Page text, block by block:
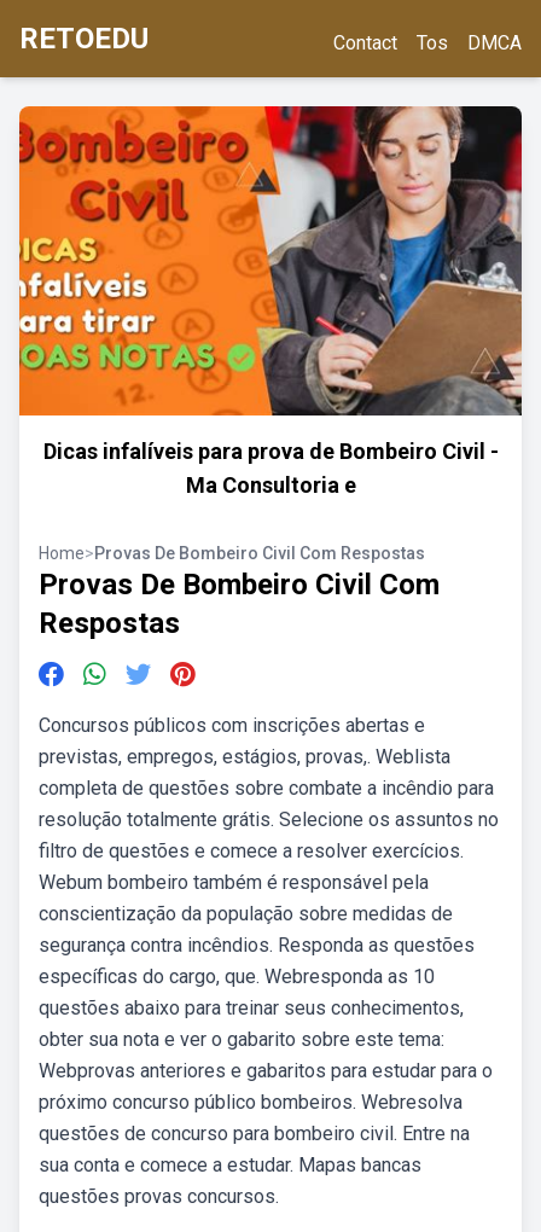
RETOEDU Contact Tos DMCA
Dicas infalíveis para prova de Bombeiro Civil -
Ma Consultoria e
Home>Provas De Bombeiro Civil Com Respostas
Provas De Bombeiro Civil Com
Respostas
Concursos públicos com inscrições abertas e
previstas, empregos, estágios, provas,. Weblista
completa de questões sobre combate a incêndio para
resolução totalmente grátis. Selecione os assuntos no
filtro de questões e comece a resolver exercícios.
Webum bombeiro também é responsável pela
conscientização da população sobre medidas de
segurança contra incêndios. Responda as questões
específicas do cargo, que. Webresponda as 10
questões abaixo para treinar seus conhecimentos,
obter sua nota e ver o gabarito sobre este tema:
Webprovas anteriores e gabaritos para estudar para o
próximo concurso público bombeiros. Webresolva
questões de concurso para bombeiro civil. Entre na
sua conta e comece a estudar. Mapas bancas
questões provas concursos.